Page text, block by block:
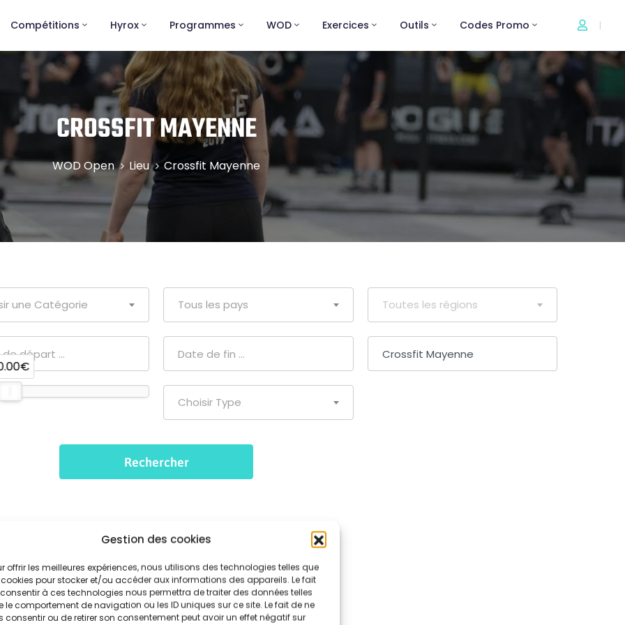
Gestion des cookies
offrir les meilleures expériences, nous utilisons des technologies telles que
pour stocker et/ou accéder aux informations des appareils. Le fait
à ces technologies nous permettra de traiter des données telles
le comportement de navigation ou les ID uniques sur ce site. Le fait de ne
consentir ou de retirer son consentement peut avoir un effet négatif sur
Compétitions Hyrox Programmes WOD Exercices Outils Codes Promo
CROSSFIT MAYENNE
WOD Open Lieu Crossfit Mayenne
une Catégorie Tous les pays Toutes les régions
Choisir Type